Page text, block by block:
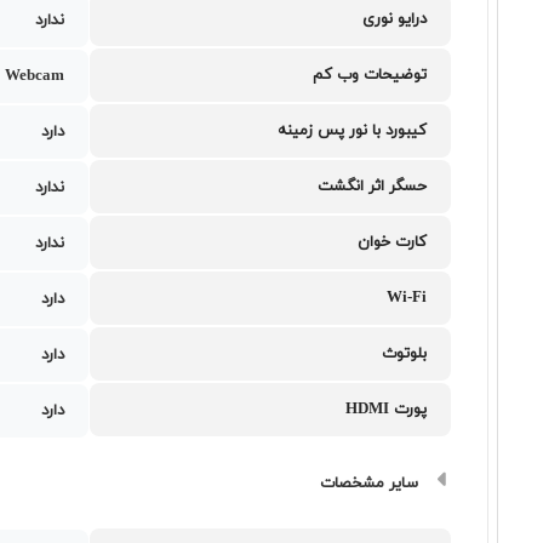
درایو نوری ندارد
توضیحات وب کم
کیبورد با نور پس زمینه دارد
حسگر اثر انگشت ندارد
کارت خوان ندارد
Wi-Fi دارد
بلوتوث دارد
پورت HDMI دارد
سایر مشخصات